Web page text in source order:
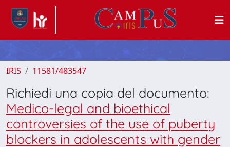
IRIS 11581/483547
Richiedi una copia del documento:
Medico-legal and bioethical
controversies of the use of puberty
blockers in adolescents with gender